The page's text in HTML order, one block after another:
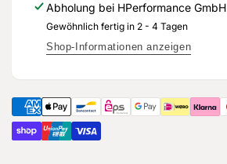
-
Original
Ersatzteil
RS3
Sportback
671
-
Original
Audi
RS3
Sportback
Abholung bei HPerformance GmbH
Gewöhnlich fertig in 2 - 4 Tagen
Shop-Informationen anzeigen